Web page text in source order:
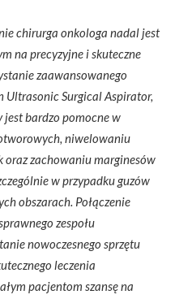
chirurga onkologa nadal jest
na precyzyjne i skuteczne
zaawansowanego
Ultrasonic Surgical Aspirator,
jest bardzo pomocne w
niwelowaniu
oraz zachowaniu marginesów
w przypadku guzów
obszarach. Połączenie
zespołu
nowoczesnego sprzętu
leczenia
pacjentom szansę na